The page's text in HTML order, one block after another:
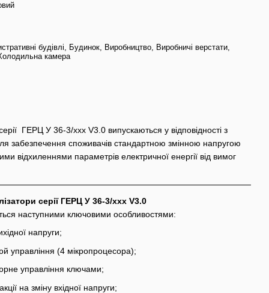
будівлі, Будинок, Виробництво, Виробничі верстати,
камера
ГЕРЦ У 36-3/ххх V3.0 випускаються у відповідності з
забезпечення споживачів стандартною змінною напругою
відхиленнями параметрів електричної енергії від вимог
серії ГЕРЦ У 36-3/ххх V3.0
наступними ключовими особливостями:
напруги;
управління (4 мікропроцесора);
управління ключами;
на зміну вхідної напруги;